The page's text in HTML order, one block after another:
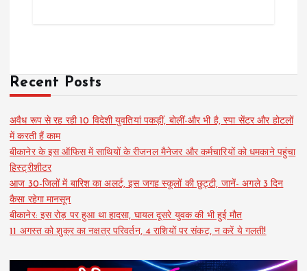
Recent Posts
अवैध रूप से रह रही 10 विदेशी युवतियां पकड़ीं, बोलीं-और भी है, स्पा सेंटर और होटलों
में करती हैं काम
बीकानेर के इस ऑफिस में साथियों के रीजनल मैनेजर और कर्मचारियों को धमकाने पहुंचा
हिस्ट्रीशीटर
आज 30-जिलों में बारिश का अलर्ट, इस जगह स्कूलों की छुट्टी, जानें- अगले 3 दिन
कैसा रहेगा मानसून
बीकानेर: इस रोड़ पर हुआ था हादसा, घायल दूसरे युवक की भी हुई मौत
11 अगस्त को शुक्र का नक्षत्र परिवर्तन, 4 राशियों पर संकट, न करें ये गलती!